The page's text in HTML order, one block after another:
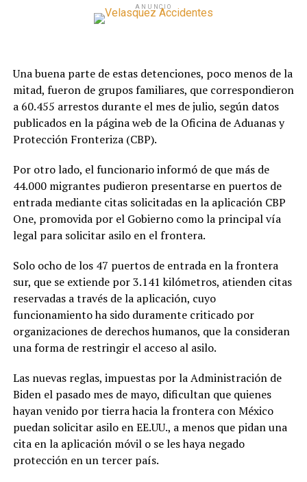
ANUNCIO
Una buena parte de estas detenciones, poco menos de la
mitad, fueron de grupos familiares, que correspondieron
a 60.455 arrestos durante el mes de julio, según datos
publicados en la página web de la Oficina de Aduanas y
Protección Fronteriza (CBP).
Por otro lado, el funcionario informó de que más de
44.000 migrantes pudieron presentarse en puertos de
entrada mediante citas solicitadas en la aplicación CBP
One, promovida por el Gobierno como la principal vía
legal para solicitar asilo en el frontera.
Solo ocho de los 47 puertos de entrada en la frontera
sur, que se extiende por 3.141 kilómetros, atienden citas
reservadas a través de la aplicación, cuyo
funcionamiento ha sido duramente criticado por
organizaciones de derechos humanos, que la consideran
una forma de restringir el acceso al asilo.
Las nuevas reglas, impuestas por la Administración de
Biden el pasado mes de mayo, dificultan que quienes
hayan venido por tierra hacia la frontera con México
puedan solicitar asilo en EE.UU., a menos que pidan una
cita en la aplicación móvil o se les haya negado
protección en un tercer país.